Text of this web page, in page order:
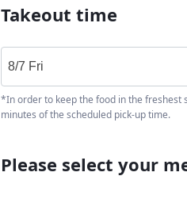
Takeout time
8/7 Fri
*In order to keep the food in the freshest
minutes of the scheduled pick-up time.
Please select your